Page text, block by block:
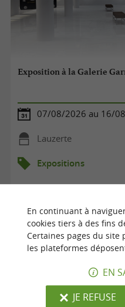
Exposition à la Galerie
07/08/2026 au 16/
Lauzerte
Expositions
En continuant à
cookies tiers à des fins
Certaines pages du site
les plateformes
EN
JE REFUSE